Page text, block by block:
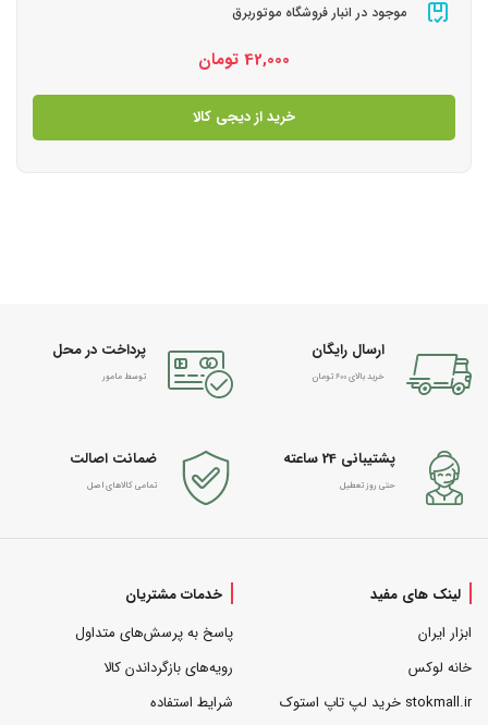
موجود در انبار فروشگاه موتوربرق
42,000 تومان
خرید از دیجی کالا
ارسال رایگان
خرید بالای 600 تومان
پرداخت در محل
توسط مامور
پشتیبانی 24 ساعته
حتی روز تعطیل
ضمانت اصالت
تمامی کالاهای اصل
لینک های مفید
ابزار ایران
خانه لوکس
stokmall.ir خرید لپ تاپ استوک
خدمات مشتریان
پاسخ به پرسش‌های متداول
رویه‌های بازگرداندن کالا
شرایط استفاده